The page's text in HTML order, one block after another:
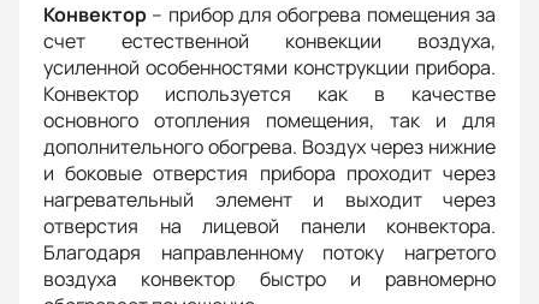
Конвектор – прибор для обогрева помещения за
счет естественной конвекции воздуха,
усиленной особенностями конструкции прибора.
Конвектор используется как в качестве
основного отопления помещения, так и для
дополнительного обогрева. Воздух через нижние
и боковые отверстия прибора проходит через
нагревательный элемент и выходит через
отверстия на лицевой панели конвектора.
Благодаря направленному потоку нагретого
воздуха конвектор быстро и равномерно